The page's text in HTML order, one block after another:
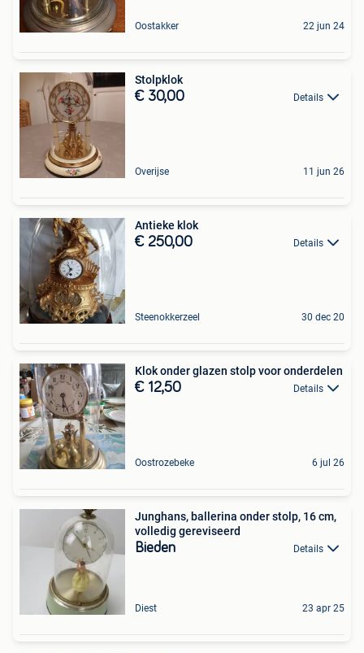
Oostakker 22 jun 24
Stolpklok
€ 30,00 Details
Overijse 11 jun 26
Antieke klok
€ 250,00 Details
Steenokkerzeel 30 dec 20
Klok onder glazen stolp voor onderdelen
€ 12,50 Details
Oostrozebeke 6 jul 26
Junghans, ballerina onder stolp, 16 cm,
volledig gereviseerd
Bieden Details
Diest 23 apr 25